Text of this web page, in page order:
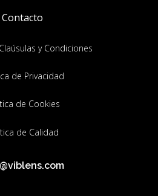
Contacto
y Condiciones
de Privacidad
de Cookies
de Calidad